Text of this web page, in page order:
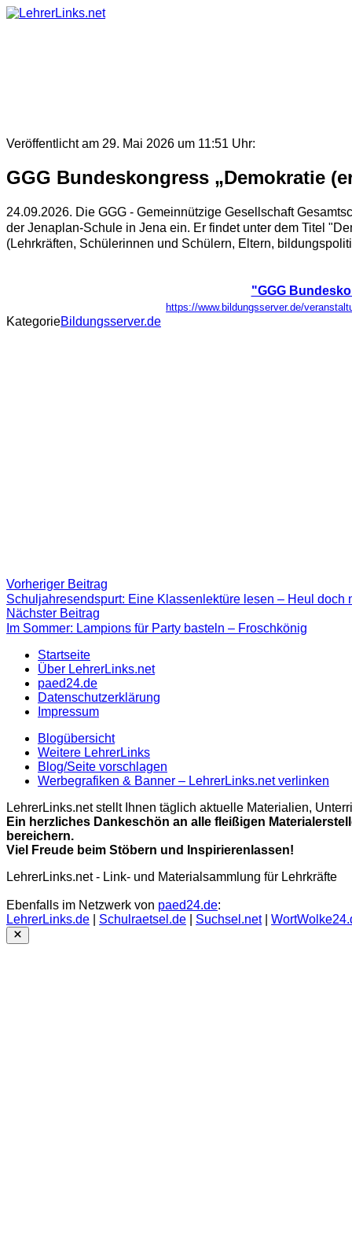
Skip
Veröffentlicht am 29. Mai 2026 um 11:51 Uhr:
GGG Bundeskongress „Demokratie
24.09.2026. Die GGG - Gemeinnützige Gesellschaft
der Jenaplan-Schule in Jena ein. Er findet unter dem Titel
(Lehrkräften, Schülerinnen und Schülern, Eltern,
"GGG
https://www.bildungsserver.de/
KategorieBildungsserver.de
Beitragsnavigation
Vorheriger Beitrag
Beitrag:
Schuljahresendspurt: Eine Klassenlektüre lesen – Heul doch
Nächster Beitrag
Beitrag
Im Sommer: Lampions für Party basteln – Froschkönig
Startseite
Über LehrerLinks.net
paed24.de
Datenschutzerklärung
Impressum
Blogübersicht
Weitere LehrerLinks
Blog/Seite vorschlagen
Werbegrafiken & Banner – LehrerLinks.net verlinken
LehrerLinks.net stellt Ihnen täglich aktuelle Materialien,
Ein herzliches Dankeschön an alle fleißigen
bereichern.
Viel Freude beim Stöbern und Inspirierenlassen!
LehrerLinks.net - Link- und Materialsammlung für Lehrkräfte
Ebenfalls im Netzwerk von paed24.de:
LehrerLinks.de
Schulraetsel.de Suchsel.net|
Close